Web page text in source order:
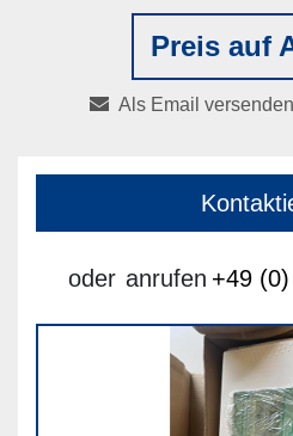
Preis auf
Als Email versenden
oder anrufen +49